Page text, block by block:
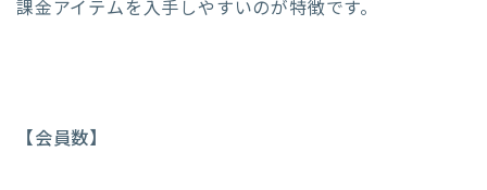
課金アイテムを入手しやすいのが特徴です。
【会員数】